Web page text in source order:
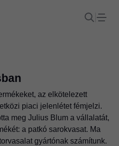
az elkötelezett
piaci jelenlétet fémjelzi.
meg Julius Blum a vállalatát,
a patkó sarokvasat. Ma
gyártónak számítunk.